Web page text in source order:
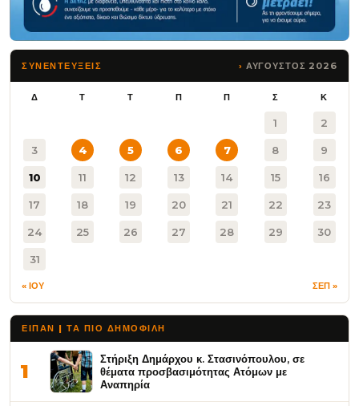
ΣΥΝΕΝΤΕΥΞΕΙΣ ΑΥΓΟΥΣΤΟΣ 2026
Δ Τ Τ Π Π Σ Κ
1 2
3 4 5 6 7 8 9
10 11 12 13 14 15 16
17 18 19 20 21 22 23
24 25 26 27 28 29 30
31
« ΙΟΥ ΣΕΠ »
ΕΙΠΑΝ | ΤΑ ΠΙΟ ΔΗΜΟΦΙΛΉ
1
Στήριξη Δημάρχου κ. Στασινόπουλου, σε
θέματα προσβασιμότητας Ατόμων με
Αναπηρία